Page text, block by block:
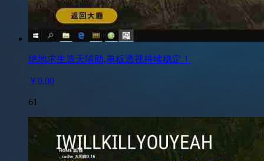
绝地求生造天辅助,单板透视持续稳定！
￥0.00
61